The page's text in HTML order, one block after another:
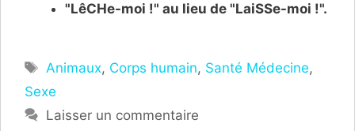
"LêCHe-moi !" au lieu de "LaiSSe-moi !".
Étiquettes
Animaux, Corps humain, Santé Médecine,
Sexe
Laisser un commentaire